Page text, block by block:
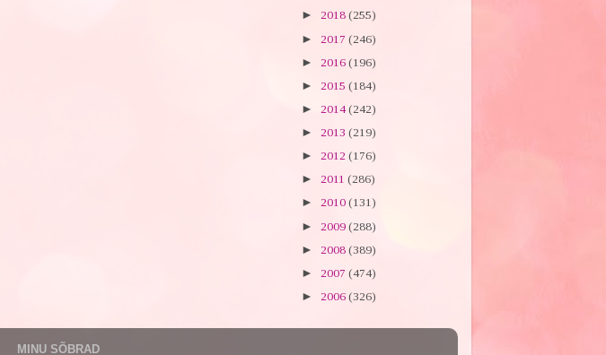
► 2018 (255)
► 2017 (246)
► 2016 (196)
► 2015 (184)
► 2014(242)
► 2013 (219)
► 2012 (176)
► 2011 (286)
► 2010 (131)
► 2009 (288)
► 2008 (389)
► 2007 (474)
► 2006 (326)
MINU SÕBRAD